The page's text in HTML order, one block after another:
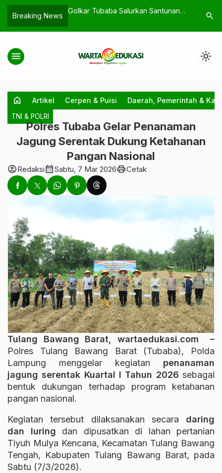
Breaking News
Jarang Dibahas
Golkar Tubaba Salurkan Santunan
melalui Program Peduli Kasih
Ketika
Sekadar
search
menu light_mode
home Artikel Cerpen & Puisi Daerah, Pemerintah &
TNI & POLRI
Polres Tubaba Gelar Penanaman
Jagung Serentak Dukung Ketahanan
Pangan Nasional
account_circleRedaksicalendar_monthSabtu, 7 Mar 2026printCetak
Tulang Bawang Barat, wartaedukasi.com –
Polres Tulang Bawang Barat (Tubaba), Polda
Lampung menggelar kegiatan penanaman
jagung serentak Kuartal I Tahun 2026 sebagai
bentuk dukungan terhadap program ketahanan
pangan nasional.
Kegiatan tersebut dilaksanakan secara daring
dan luring dan dipusatkan di lahan pertanian
Tiyuh Mulya Kencana, Kecamatan Tulang Bawang
Tengah, Kabupaten Tulang Bawang Barat, pada
Sabtu (7/3/2026).